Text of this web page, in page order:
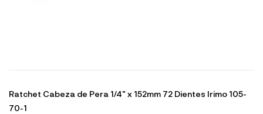
Ratchet Cabeza de Pera 1/4" x 152mm 72 Dientes Irimo 105-
70-1